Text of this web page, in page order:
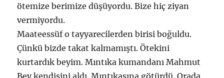
ötemize berimize düşüyordu. Bize hiç ziyan
vermiyordu.
Maateessüf o tayyarecilerden birisi boğuldu.
Çünkü bizde takat kalmamıştı. Ötekini
kurtardık beyim. Mıntıka kumandanı Mahmut
Bey kendisini aldı. Mıntıkasına götürdü. Orada